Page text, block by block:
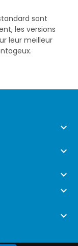
sont
les versions
leur meilleur




